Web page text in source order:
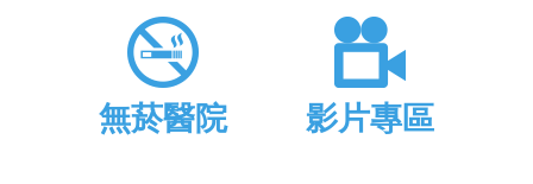
無菸醫院 影片專區